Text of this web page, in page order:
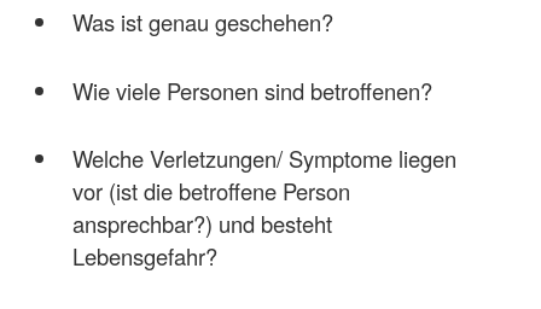
Was ist genau geschehen?
Wie viele Personen sind betroffenen?
Welche Verletzungen/ Symptome liegen
vor (ist die betroffene Person
ansprechbar?) und besteht
Lebensgefahr?